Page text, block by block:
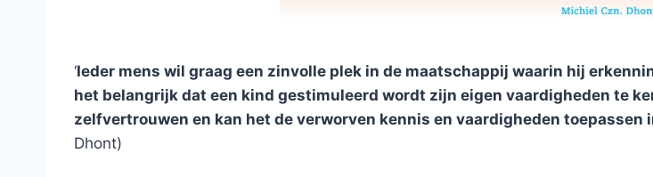
‘Ieder mens wil graag een zinvolle plek in de maatschappij waarin hij
het belangrijk dat een kind gestimuleerd wordt zijn eigen vaardigheden te
zelfvertrouwen en kan het de verworven kennis en vaardigheden
Dhont)